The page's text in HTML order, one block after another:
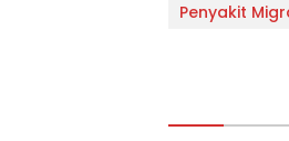
Penyakit